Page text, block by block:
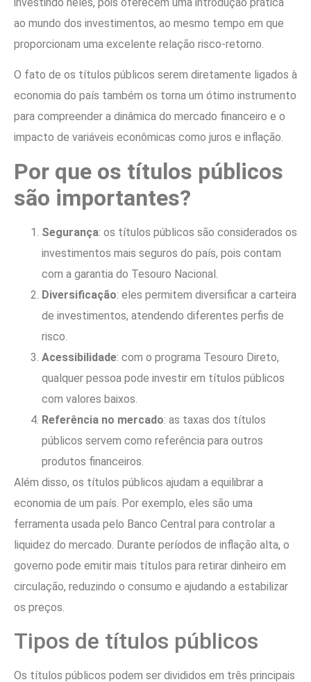
ao mundo dos investimentos, ao mesmo tempo em que
proporcionam uma excelente relação risco-retorno.
O fato de os títulos públicos serem diretamente ligados à
economia do país também os torna um ótimo instrumento
para compreender a dinâmica do mercado financeiro e o
impacto de variáveis econômicas como juros e inflação.
Por que os títulos públicos
são importantes?
Segurança: os títulos públicos são considerados os
investimentos mais seguros do país, pois contam
com a garantia do Tesouro Nacional.
Diversificação: eles permitem diversificar a carteira
de investimentos, atendendo diferentes perfis de
risco.
Acessibilidade: com o programa Tesouro Direto,
qualquer pessoa pode investir em títulos públicos
com valores baixos.
Referência no mercado: as taxas dos títulos
públicos servem como referência para outros
produtos financeiros.
Além disso, os títulos públicos ajudam a equilibrar a
economia de um país. Por exemplo, eles são uma
ferramenta usada pelo Banco Central para controlar a
liquidez do mercado. Durante períodos de inflação alta, o
governo pode emitir mais títulos para retirar dinheiro em
circulação, reduzindo o consumo e ajudando a estabilizar
os preços.
Tipos de títulos públicos
Os títulos públicos podem ser divididos em três principais